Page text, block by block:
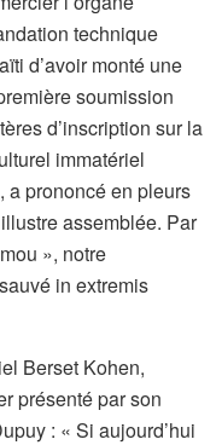
technique
d’avoir monté une
soumission
d’inscription sur la
immatériel
a prononcé en pleurs
assemblée. Par
», notre
in extremis
Berset Kohen,
présenté par son
: « Si aujourd’hui